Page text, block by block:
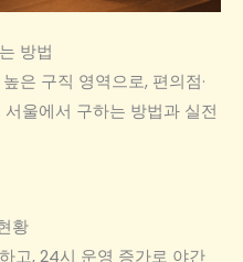
방법
은 구직 영역으로, 편의점·
울에서 구하는 방법과 실전
황
고, 24시 운영 증가로 야간